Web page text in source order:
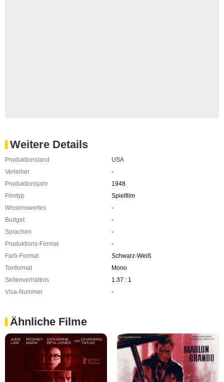
Weitere Details
Produktionsland
USA
Verleiher
-
Produktionsjahr
1948
Filmtyp
Spielfilm
Wissenswertes
-
Budget
-
Sprachen
-
Produktions-Format
-
Farb-Format
Schwarz-Weiß
Tonformat
Mono
Seitenverhältnis
1.37 : 1
Visa-Nummer
-
Ähnliche Filme